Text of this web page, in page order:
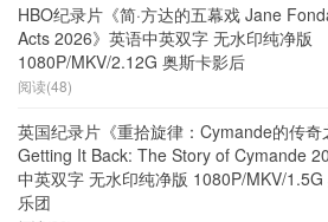
HBO纪录片《简·方达的五幕戏 Jane
Acts 2026》英语中英双字 无水印纯净版
1080P/MKV/2.12G 奥斯卡影后
阅读(48)
英国纪录片《重拾旋律：Cymande的传奇
Getting It Back: The Story of Cymande
中英双字 无水印纯净版 1080P/MKV/
乐团